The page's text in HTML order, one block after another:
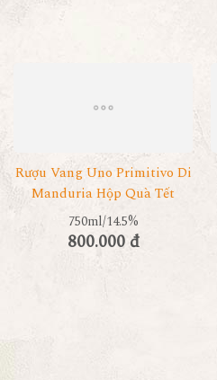
Rượu Vang Uno Primitivo Di
Manduria Hộp Quà Tết
750ml/14.5%
800.000 đ